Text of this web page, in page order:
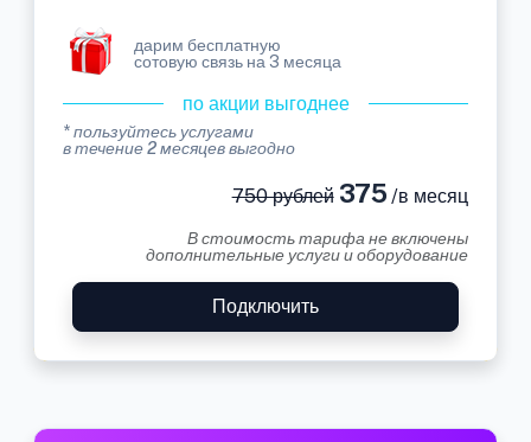
дарим бесплатную
сотовую связь на 3 месяца
по акции выгоднее
* пользуйтесь услугами
в течение 2 месяцев выгодно
750 рублей375 /в месяц
В стоимость тарифа не включены
дополнительные услуги и оборудование
Подключить